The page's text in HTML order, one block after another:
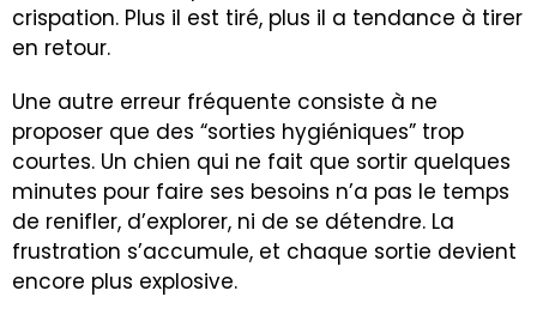
crispation. Plus il est tiré, plus il a tendance à tirer
en retour.
Une autre erreur fréquente consiste à ne
proposer que des “sorties hygiéniques” trop
courtes. Un chien qui ne fait que sortir quelques
minutes pour faire ses besoins n’a pas le temps
de renifler, d’explorer, ni de se détendre. La
frustration s’accumule, et chaque sortie devient
encore plus explosive.